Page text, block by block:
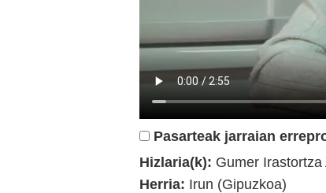
Pasarteak jarraian
Hizlaria(k): Gumer
Herria: Irun (Gipuzkoa)